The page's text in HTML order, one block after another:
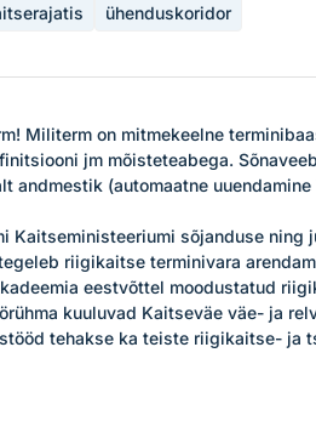
ühenduskoridor
Militerm on mitmekeelne
jm mõisteteabega.
(automaatne
Kaitseministeeriumi sõjanduse ning
riigikaitse terminivara
eestvõttel moodustatud
kuuluvad Kaitseväe väe- ja
tehakse ka teiste riigikaitse- ja